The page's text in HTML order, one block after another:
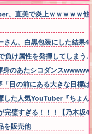
、直美で炎上ｗｗｗｗｗ他
さん、白黒包装にした結果
負け属性を発揮してしまう
身のあたシコダンス
目の前にある大きな目標
した人気YouTuber『ちょ
完璧すぎる！！！【乃木坂
を販売他